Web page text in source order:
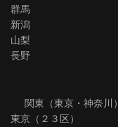
群馬
新潟
山梨
長野
関東（東京・神奈川）
東京（２３区）